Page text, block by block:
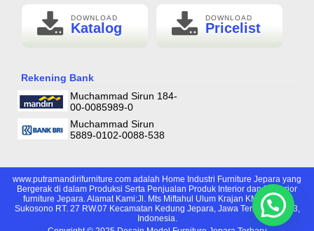
DOWNLOAD
Katalog
DOWNLOAD
Pricelist
Rekening Bank
Muchammad Sirun 184-
00-0085989-0
Muchammad Sirun
5889-0102-0088-538
www.putramandirifurniture.com adalah Home Industri Furniture Jepara yang
Bergerak di dalam Produksi Serta Penjualan Produk Interior dan Eksterior
furniture Jepara. Alamat Kami:Jl. Mts Miftahul Ulum Krajan KM. 1, Desa
Sukosono RT. 27 RW.07 Kecamatan Kedung Jepara, Jawa Tengah, 59463,
Indonesia.